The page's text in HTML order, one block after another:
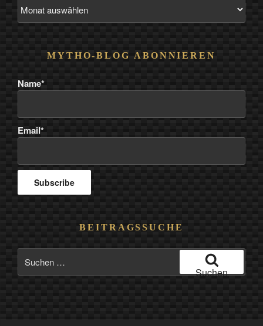
Beiträge
MYTHO-BLOG ABONNIEREN
Name*
Email*
BEITRAGSSUCHE
nach:
Suchen